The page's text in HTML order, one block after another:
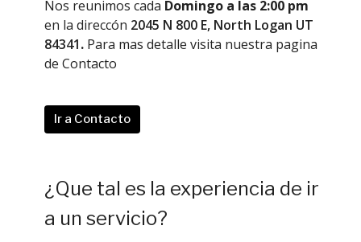
Nos reunimos cada Domingo a las 2:00 pm
en la direccón 2045 N 800 E, North Logan UT
84341. Para mas detalle visita nuestra pagina
de Contacto
Ir a Contacto
¿Que tal es la experiencia de ir
a un servicio?